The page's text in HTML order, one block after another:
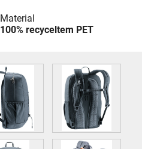
Material
100% recyceltem PET